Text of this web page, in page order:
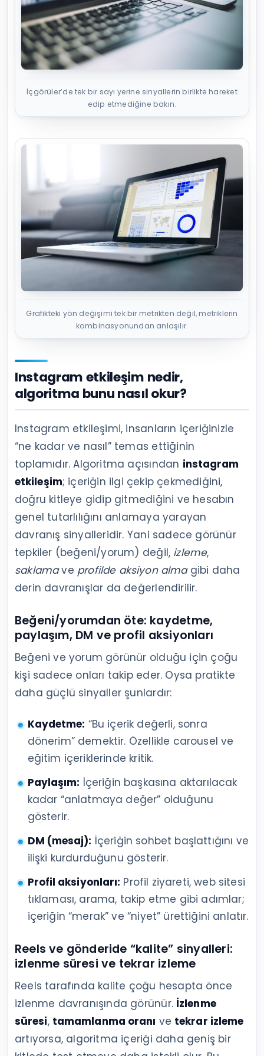
İçgörüler’de tek bir sayı yerine sinyallerin birlikte hareket
edip etmediğine bakın.
Grafikteki yön değişimi tek bir metrikten değil, metriklerin
kombinasyonundan anlaşılır.
Instagram etkileşim nedir,
algoritma bunu nasıl okur?
Instagram etkileşimi, insanların içeriğinizle
“ne kadar ve nasıl” temas ettiğinin
toplamıdır. Algoritma açısından instagram
etkileşim; içeriğin ilgi çekip çekmediğini,
doğru kitleye gidip gitmediğini ve hesabın
genel tutarlılığını anlamaya yarayan
davranış sinyalleridir. Yani sadece görünür
tepkiler (beğeni/yorum) değil, izleme,
saklamave profilde aksiyon almagibi daha
derin davranışlar da değerlendirilir.
Beğeni/yorumdan öte: kaydetme,
paylaşım, DM ve profil aksiyonları
Beğeni ve yorum görünür olduğu için çoğu
kişi sadece onları takip eder. Oysa pratikte
daha güçlü sinyaller şunlardır:
Kaydetme: “Bu içerik değerli, sonra
dönerim” demektir. Özellikle carousel ve
eğitim içeriklerinde kritik.
Paylaşım: İçeriğin başkasına aktarılacak
kadar “anlatmaya değer” olduğunu
gösterir.
DM (mesaj): İçeriğin sohbet başlattığını ve
ilişki kurdurduğunu gösterir.
Profil aksiyonları: Profil ziyareti, web sitesi
tıklaması, arama, takip etme gibi adımlar;
içeriğin “merak” ve “niyet” ürettiğini anlatır.
Reels ve gönderide “kalite” sinyalleri:
izlenme süresi ve tekrar izleme
Reels tarafında kalite çoğu hesapta önce
izlenme davranışında görünür. İzlenme
süresi, tamamlanma oranı ve tekrar izleme
artıyorsa, algoritma içeriği daha geniş bir